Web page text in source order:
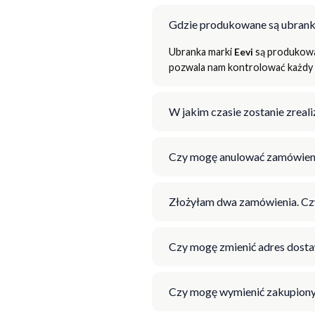
Gdzie produkowane są
Ubranka marki Eevi są
pozwala nam kontrolować
W jakim czasie zostanie
Czy mogę anulować
Złożyłam dwa zamówienia.
Czy mogę zmienić adres
Czy mogę wymienić